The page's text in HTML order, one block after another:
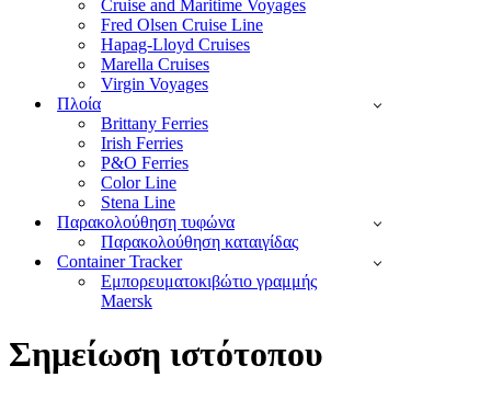
Cruise and Maritime Voyages
Fred Olsen Cruise Line
Hapag-Lloyd Cruises
Marella Cruises
Virgin Voyages
Πλοία
Brittany Ferries
Irish Ferries
P&O Ferries
Color Line
Stena Line
Παρακολούθηση τυφώνα
Παρακολούθηση καταιγίδας
Container Tracker
Εμπορευματοκιβώτιο γραμμής
Maersk
Σημείωση ιστότοπου